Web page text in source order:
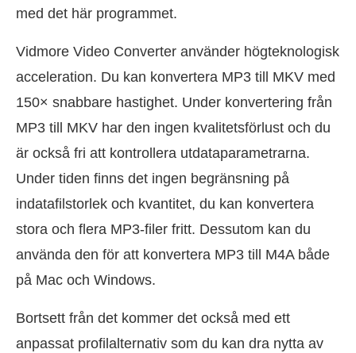
med det här programmet.
Vidmore Video Converter använder högteknologisk
acceleration. Du kan konvertera MP3 till MKV med
150× snabbare hastighet. Under konvertering från
MP3 till MKV har den ingen kvalitetsförlust och du
är också fri att kontrollera utdataparametrarna.
Under tiden finns det ingen begränsning på
indatafilstorlek och kvantitet, du kan konvertera
stora och flera MP3-filer fritt. Dessutom kan du
använda den för att konvertera MP3 till M4A både
på Mac och Windows.
Bortsett från det kommer det också med ett
anpassat profilalternativ som du kan dra nytta av